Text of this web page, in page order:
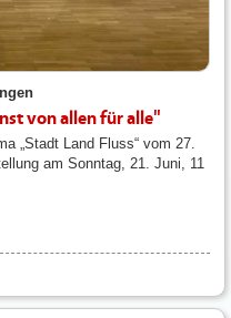
von allen für alle"
„Stadt Land Fluss“ vom 27.
am Sonntag, 21. Juni, 11